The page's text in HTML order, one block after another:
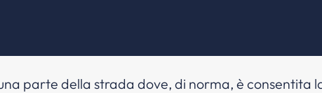
parte della strada dove, di norma, è consentita